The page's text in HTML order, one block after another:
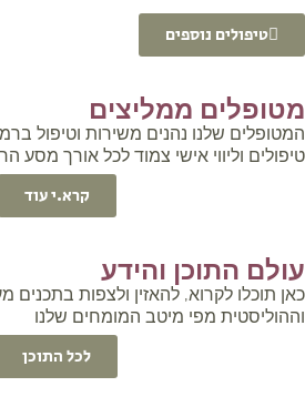
טיפולים נוספים
מטופלים ממליצים
המטופלים שלנו נהנים משירות וטיפול
טיפולים וליווי אישי צמוד לכל אורך מסע
קרא.י עוד
עולם התוכן והידע
כאן תוכלו לקרוא, להאזין ולצפות
וההוליסטית מפי מיטב המומחים שלנו
לכל התוכן